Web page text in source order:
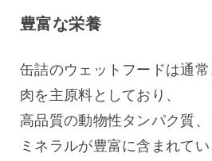
豊富な栄養
缶詰のウェットフードは通常
肉を主原料としており、
高品質の動物性タンパク質、
ミネラルが豊富に含まれてい